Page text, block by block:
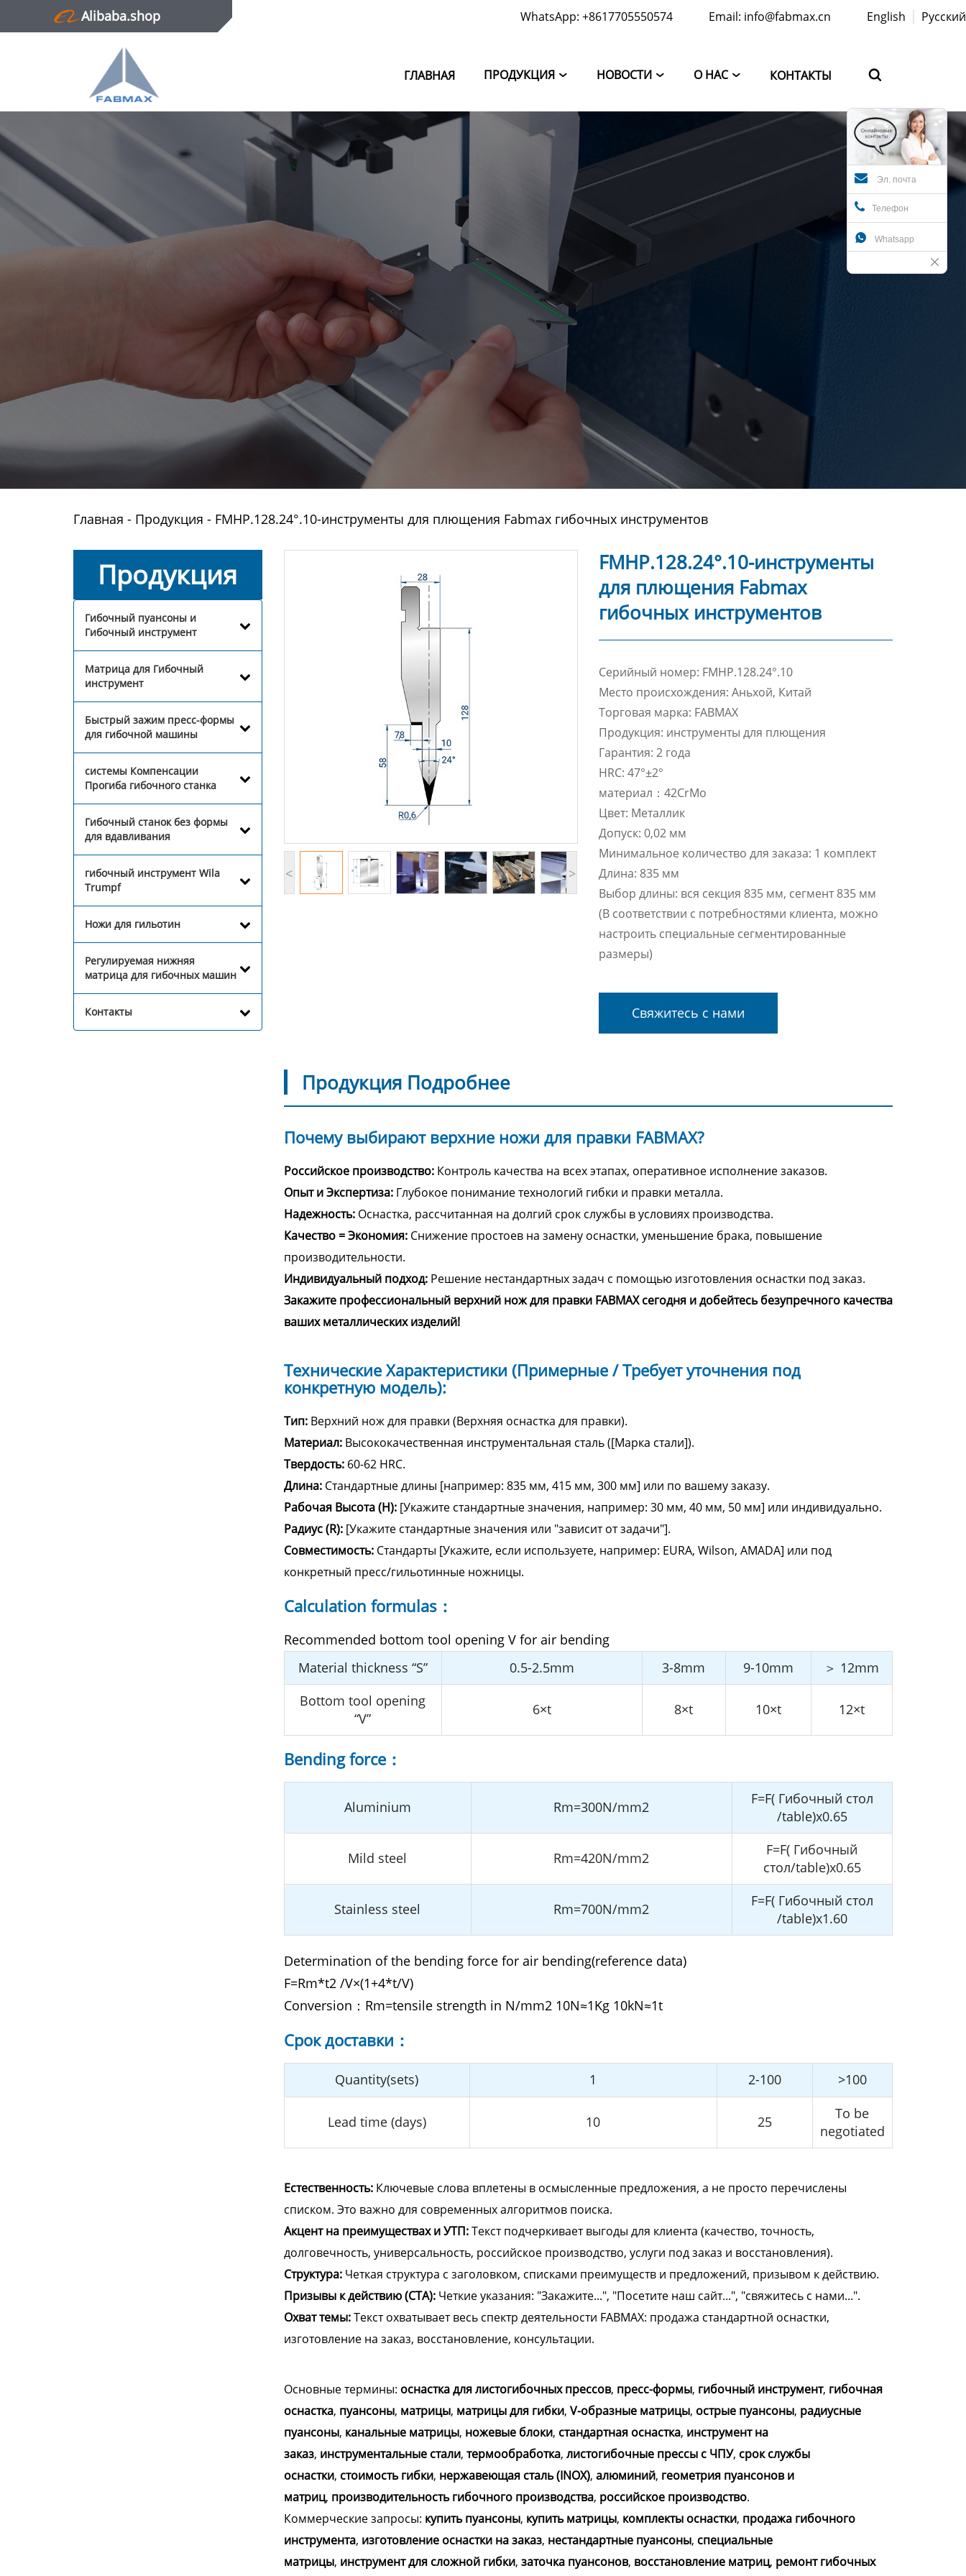
Alibaba.shop WhatsApp: +8617705550574 Email: info@fabmax.cn English Русский
ГЛАВНАЯ ПРОДУКЦИЯ  НОВОСТИ  О НАС  КОНТАКТЫ 
Главная
Контактная информация
Эл. почта
Телефон
 Whatsapp
Главная - Продукция - FMHP.128.24°.10-инструменты для плющения Fabmax гибочных инструментов
Продукция
Гибочный пуансоны и
Гибочный инструмент
Матрица для Гибочный
инструмент
Быстрый зажим пресс-формы
для гибочной машины
системы Компенсации
Прогиба гибочного станка
Гибочный станок без формы
для вдавливания
гибочный инструмент Wila
Trumpf
Ножи для гильотин
Регулируемая нижняя
матрица для гибочных машин
Контакты
< >
FMHP.128.24°.10-инструменты
для плющения Fabmax
гибочных инструментов
Cерийный номер: FMHP.128.24°.10
Место происхождения: Аньхой, Китай
Торговая марка: FABMAX
Продукция: инструменты для плющения
Гарантия: 2 года
HRC: 47°±2°
материал：42CrMo
Цвет: Металлик
Допуск: 0,02 мм
Минимальное количество для заказа: 1 комплект
Длина: 835 мм
Выбор длины: вся секция 835 мм, сегмент 835 мм
(В соответствии с потребностями клиента, можно
настроить специальные сегментированные
размеры)
Свяжитесь с нами
Продукция Подробнее
Почему выбирают верхние ножи для правки FABMAX?
Российское производство:Контроль качества на всех этапах, оперативное исполнение заказов.
Опыт и Экспертиза:Глубокое понимание технологий гибки и правки металла.
Надежность:Оснастка, рассчитанная на долгий срок службы в условиях производства.
Качество = Экономия:Снижение простоев на замену оснастки, уменьшение брака, повышение
производительности.
Индивидуальный подход:Решение нестандартных задач с помощью изготовления оснастки под заказ.
Закажите профессиональный верхний нож для правки FABMAX сегодня и добейтесь безупречного качества
ваших металлических изделий!
Технические Характеристики (Примерные / Требует уточнения под
конкретную модель):
Тип:Верхний нож для правки (Верхняя оснастка для правки).
Материал:Высококачественная инструментальная сталь ([Марка стали]).
Твердость:60-62 HRC.
Длина:Стандартные длины [например: 835 мм, 415 мм, 300 мм] или по вашему заказу.
Рабочая Высота (H):[Укажите стандартные значения, например: 30 мм, 40 мм, 50 мм] или индивидуально.
Радиус (R):[Укажите стандартные значения или "зависит от задачи"].
Совместимость:Стандарты [Укажите, если используете, например: EURA, Wilson, AMADA] или под
конкретный пресс/гильотинные ножницы.
Calculation formulas：
Recommended bottom tool opening V for air bending
Material thickness “S”
0.5-2.5mm 3-8mm 9-10mm
＞ 12mm
Bottom tool opening
“V”
6×t 8×t 10×t 12×t
Bending force：
Aluminium Rm=300N/mm2
F=F( Гибочный стол
/table)x0.65
Mild steel Rm=420N/mm2
F=F( Гибочный
стол/table)x0.65
Stainless steel Rm=700N/mm2
F=F( Гибочный стол
/table)x1.60
Determination of the bending force for air bending(reference data)
F=Rm*t2 /V×(1+4*t/V)
Conversion：Rm=tensile strength in N/mm2 10N≈1Kg 10kN≈1t
Cрок доставки：
Quantity(sets) 1 2-100 >100
Lead time (days) 10 25
To be
negotiated
Естественность:Ключевые слова вплетены в осмысленные предложения, а не просто перечислены
списком. Это важно для современных алгоритмов поиска.
Акцент на преимуществах и УТП:Текст подчеркивает выгоды для клиента (качество, точность,
долговечность, универсальность, российское производство, услуги под заказ и восстановления).
Структура:Четкая структура с заголовком, списками преимуществ и предложений, призывом к действию.
Призывы к действию (CTA):Четкие указания: "Закажите...", "Посетите наш сайт...", "свяжитесь с нами...".
Охват темы:Текст охватывает весь спектр деятельности FABMAX: продажа стандартной оснастки,
изготовление на заказ, восстановление, консультации.
Основные термины: оснастка для листогибочных прессов, пресс-формы, гибочный инструмент, гибочная
оснастка, пуансоны, матрицы, матрицы для гибки, V-образные матрицы, острые пуансоны, радиусные
пуансоны, канальные матрицы, ножевые блоки, стандартная оснастка, инструмент на
заказ, инструментальные стали, термообработка, листогибочные прессы с ЧПУ, срок службы
оснастки, стоимость гибки, нержавеющая сталь (INOX), алюминий, геометрия пуансонов и
матриц, производительность гибочного производства, российское производство.
Коммерческие запросы: купить пуансоны, купить матрицы, комплекты оснастки, продажа гибочного
инструмента, изготовление оснастки на заказ, нестандартные пуансоны, специальные
матрицы, инструмент для сложной гибки, заточка пуансонов, восстановление матриц, ремонт гибочных